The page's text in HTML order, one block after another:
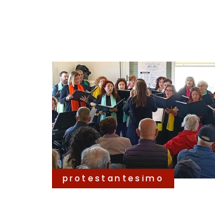
protestantesimo